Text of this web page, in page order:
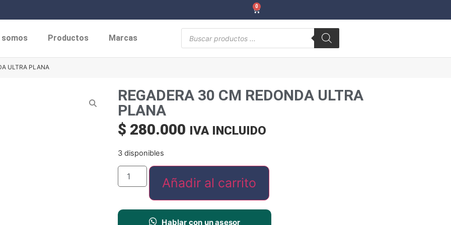
0
somos Productos Marcas
ULTRA PLANA
REGADERA 30 CM REDONDA ULTRA
PLANA
$ 280.000 IVA INCLUIDO
3 disponibles
Añadir al carrito
Hablar con un asesor